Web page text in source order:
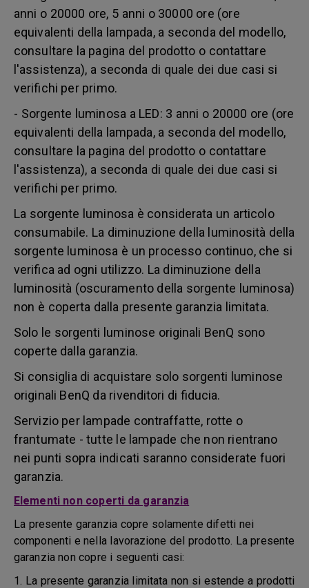
anni o 20000 ore, 5 anni o 30000 ore (ore
equivalenti della lampada, a seconda del modello,
consultare la pagina del prodotto o contattare
l'assistenza), a seconda di quale dei due casi si
verifichi per primo.
- Sorgente luminosa a LED: 3 anni o 20000 ore (ore
equivalenti della lampada, a seconda del modello,
consultare la pagina del prodotto o contattare
l'assistenza), a seconda di quale dei due casi si
verifichi per primo.
La sorgente luminosa è considerata un articolo
consumabile. La diminuzione della luminosità della
sorgente luminosa è un processo continuo, che si
verifica ad ogni utilizzo. La diminuzione della
luminosità (oscuramento della sorgente luminosa)
non è coperta dalla presente garanzia limitata.
Solo le sorgenti luminose originali BenQ sono
coperte dalla garanzia.
Si consiglia di acquistare solo sorgenti luminose
originali BenQ da rivenditori di fiducia.
Servizio per lampade contraffatte, rotte o
frantumate - tutte le lampade che non rientrano
nei punti sopra indicati saranno considerate fuori
garanzia.
Elementi non coperti da garanzia
La presente garanzia copre solamente difetti nei
componenti e nella lavorazione del prodotto. La presente
garanzia non copre i seguenti casi:
1. La presente garanzia limitata non si estende a prodotti